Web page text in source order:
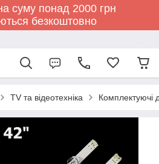
суму понад 2000 грн
безкоштовно
TV та відеотехніка Комплектуючі